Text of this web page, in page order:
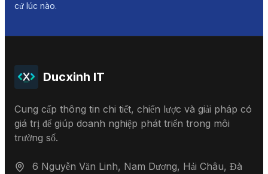
cứ lúc nào.
Ducxinh IT
Cung cấp thông tin chi tiết, chiến lược và giải pháp có
giá trị để giúp doanh nghiệp phát triển trong môi
trường số.
6 Nguyễn Văn Linh, Nam Dương, Hải Châu, Đà